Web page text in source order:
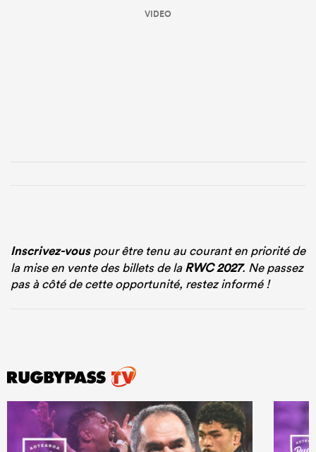
VIDEO
Inscrivez-vouspour être tenu au courant en priorité de
la mise en vente des billets de laRWC 2027. Ne passez
pas à côté de cette opportunité, restez informé !